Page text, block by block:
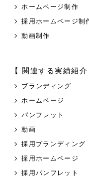
ホームページ制作
採用ホームページ制
動画制作
【 関連する実績紹介
ブランディング
ホームページ
パンフレット
動画
採用ブランディング
採用ホームページ
採用パンフレット